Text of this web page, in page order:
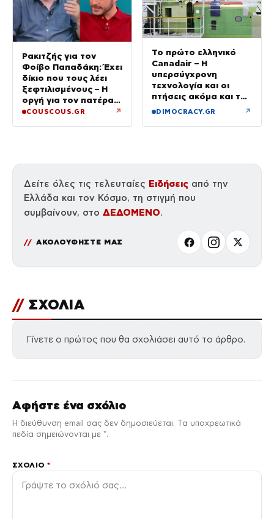
Ρακιτζής για τον
Φοίβο Παπαδάκη: Έχει
δίκιο που τους λέει
ξεφτιλισμένους – Η
οργή για τον πατέρα
του
COUSCOUS.GR ↗
Το πρώτο ελληνικό
Canadair – Η
υπερσύγχρονη
τεχνολογία και οι
πτήσεις ακόμα και τη
νύχτα – βίντεο
DIMOCRACY.GR ↗
Δείτε όλες τις τελευταίες Ειδήσεις από την
Ελλάδα και τον Κόσμο, τη στιγμή που
συμβαίνουν, στο ΔΕΔΟΜΕΝΟ.
ΑΚΟΛΟΥΘΗΣΤΕ ΜΑΣ
// ΣΧΟΛΙΑ
Γίνετε ο πρώτος που θα σχολιάσει αυτό το άρθρο.
Αφήστε ένα σχόλιο
Η διεύθυνση email σας δεν δημοσιεύεται. Τα υποχρεωτικά
πεδία σημειώνονται με *.
ΣΧΌΛΙΟ*